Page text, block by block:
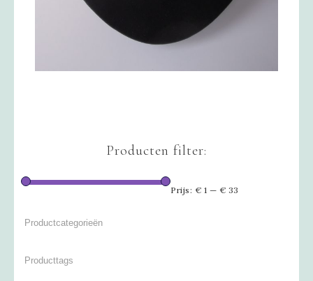
Producten filter:
Prijs: € 1 — € 33